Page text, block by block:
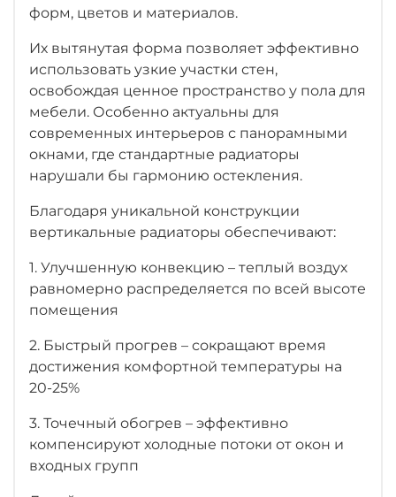
форм, цветов и материалов.
Их вытянутая форма позволяет эффективно
использовать узкие участки стен,
освобождая ценное пространство у пола для
мебели. Особенно актуальны для
современных интерьеров с панорамными
окнами, где стандартные радиаторы
нарушали бы гармонию остекления.
Благодаря уникальной конструкции
вертикальные радиаторы обеспечивают:
1. Улучшенную конвекцию – теплый воздух
равномерно распределяется по всей высоте
помещения
2. Быстрый прогрев – сокращают время
достижения комфортной температуры на
20-25%
3. Точечный обогрев – эффективно
компенсируют холодные потоки от окон и
входных групп